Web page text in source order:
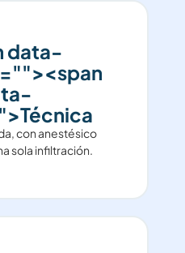
data-
"><span
">Técnica
con anestésico
sola infiltración.